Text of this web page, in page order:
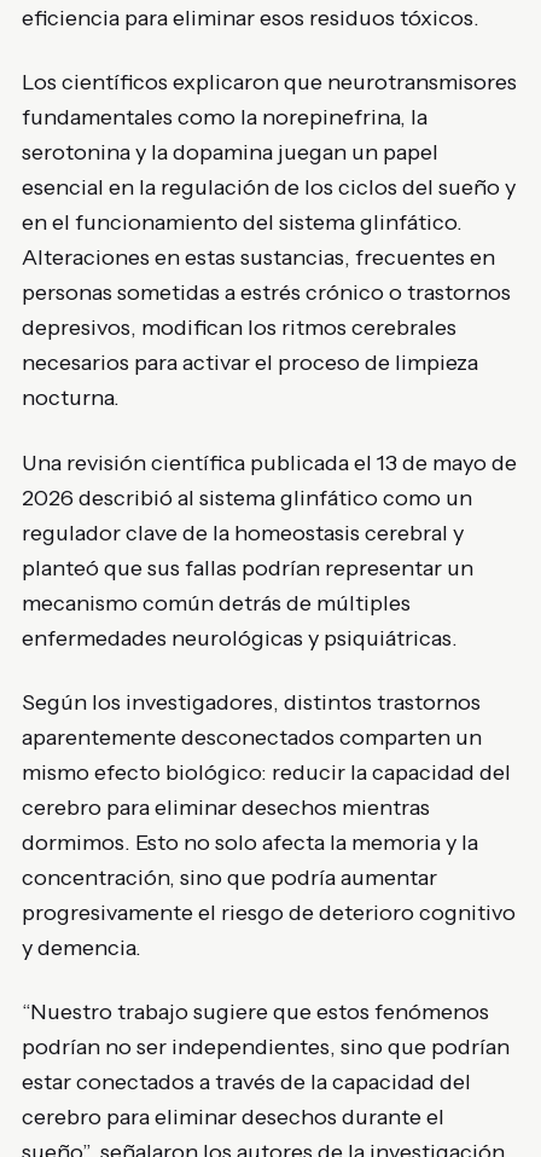
eficiencia para eliminar esos residuos tóxicos.
Los científicos explicaron que neurotransmisores
fundamentales como la norepinefrina, la
serotonina y la dopamina juegan un papel
esencial en la regulación de los ciclos del sueño y
en el funcionamiento del sistema glinfático.
Alteraciones en estas sustancias, frecuentes en
personas sometidas a estrés crónico o trastornos
depresivos, modifican los ritmos cerebrales
necesarios para activar el proceso de limpieza
nocturna.
Una revisión científica publicada el 13 de mayo de
2026 describió al sistema glinfático como un
regulador clave de la homeostasis cerebral y
planteó que sus fallas podrían representar un
mecanismo común detrás de múltiples
enfermedades neurológicas y psiquiátricas.
Según los investigadores, distintos trastornos
aparentemente desconectados comparten un
mismo efecto biológico: reducir la capacidad del
cerebro para eliminar desechos mientras
dormimos. Esto no solo afecta la memoria y la
concentración, sino que podría aumentar
progresivamente el riesgo de deterioro cognitivo
y demencia.
“Nuestro trabajo sugiere que estos fenómenos
podrían no ser independientes, sino que podrían
estar conectados a través de la capacidad del
cerebro para eliminar desechos durante el